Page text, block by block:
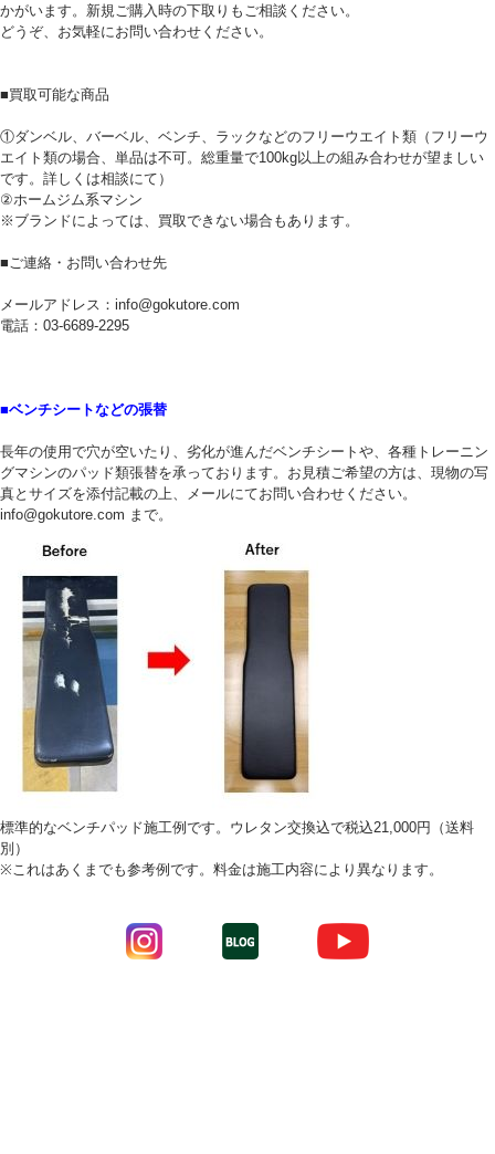
かがいます。新規ご購入時の下取りもご相談ください。
どうぞ、お気軽にお問い合わせください。
■買取可能な商品
①ダンベル、バーベル、ベンチ、ラックなどのフリーウエイト類（フリーウ
エイト類の場合、単品は不可。総重量で100kg以上の組み合わせが望ましい
です。詳しくは相談にて）
②ホームジム系マシン
※ブランドによっては、買取できない場合もあります。
■ご連絡・お問い合わせ先
メールアドレス：info@gokutore.com
電話：03-6689-2295
■ベンチシートなどの張替
長年の使用で穴が空いたり、劣化が進んだベンチシートや、各種トレーニン
グマシンのパッド類張替を承っております。お見積ご希望の方は、現物の写
真とサイズを添付記載の上、メールにてお問い合わせください。
info@gokutore.com まで。
標準的なベンチパッド施工例です。ウレタン交換込で税込21,000円（送料
別）
※これはあくまでも参考例です。料金は施工内容により異なります。